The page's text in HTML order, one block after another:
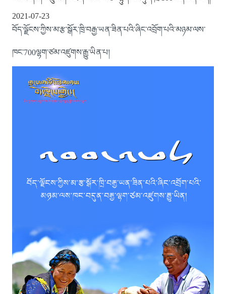
2021-07-23
བོད་ལྗོངས་ཀྱིས་མ་རྩ་སྒོར་ཁྲི་བརྒྱ་ཡན་ཟིན་པའི་ཞིང་འབྲོག་པའི་མཉམ་ལས་
ཁང་700ལྷག་ཙམ་འཛུགས་རྒྱུ་ཡིན་པ།